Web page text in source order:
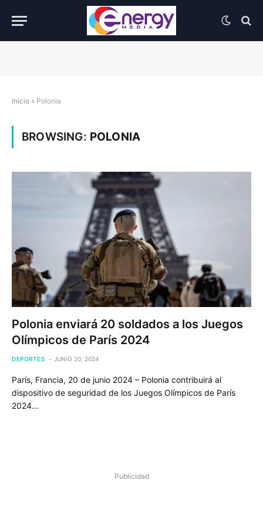
Inicio » Polonia
BROWSING: POLONIA
Polonia enviará 20 soldados a los Juegos
Olímpicos de París 2024
DEPORTES JUNIO 20, 2024
París, Francia, 20 de junio 2024 – Polonia contribuirá al
dispositivo de seguridad de los Juegos Olímpicos de París
2024…
Publicidad